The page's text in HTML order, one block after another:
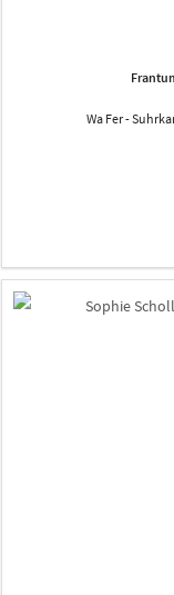
Wa Fer -